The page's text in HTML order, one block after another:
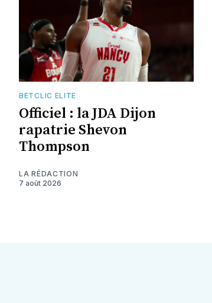
BETCLIC ELITE
Officiel : la JDA Dijon
rapatrie Shevon
Thompson
LA RÉDACTION
7 août 2026